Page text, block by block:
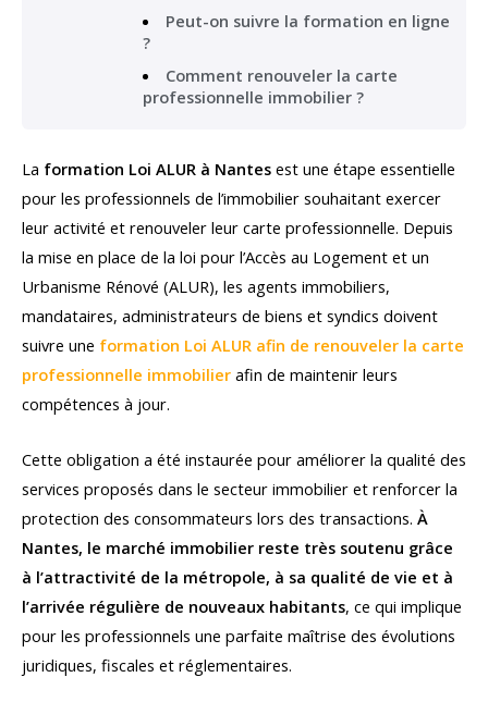
Peut-on suivre la formation en ligne
?
Comment renouveler la carte
professionnelle immobilier ?
La formation Loi ALUR à Nantes est une étape essentielle
pour les professionnels de l’immobilier souhaitant exercer
leur activité et renouveler leur carte professionnelle. Depuis
la mise en place de la loi pour l’Accès au Logement et un
Urbanisme Rénové (ALUR), les agents immobiliers,
mandataires, administrateurs de biens et syndics doivent
suivre une formation Loi ALUR afin de renouveler la carte
professionnelle immobilier afin de maintenir leurs
compétences à jour.
Cette obligation a été instaurée pour améliorer la qualité des
services proposés dans le secteur immobilier et renforcer la
protection des consommateurs lors des transactions. À
Nantes, le marché immobilier reste très soutenu grâce
à l’attractivité de la métropole, à sa qualité de vie et à
l’arrivée régulière de nouveaux habitants, ce qui implique
pour les professionnels une parfaite maîtrise des évolutions
juridiques, fiscales et réglementaires.